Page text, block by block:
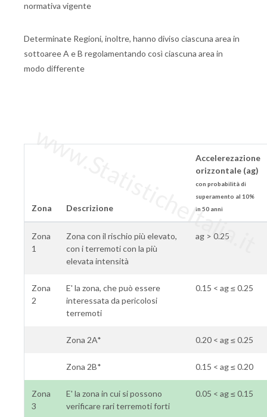
normativa vigente
Determinate Regioni, inoltre, hanno diviso ciascuna area in
sottoaree A e B regolamentando così ciascuna area in
modo differente
Zona Descrizione
Accelerezazione
orizzontale (ag)
con probabilità di
superamento al 10%
in 50 anni
Zona
1
Zona con il rischio più elevato,
con i terremoti con la più
elevata intensità
ag > 0.25
Zona
2
E' la zona, che può essere
interessata da pericolosi
terremoti
0.15 < ag ≤ 0.25
Zona 2A* 0.20 < ag ≤ 0.25
Zona 2B* 0.15 < ag ≤ 0.20
Zona
3
E' la zona in cui si possono
verificare rari terremoti forti
0.05 < ag ≤ 0.15
www.StatisticheItalia.it